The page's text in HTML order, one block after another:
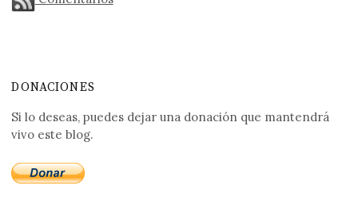
DONACIONES
Si lo deseas, puedes dejar una donación que mantendrá
vivo este blog.